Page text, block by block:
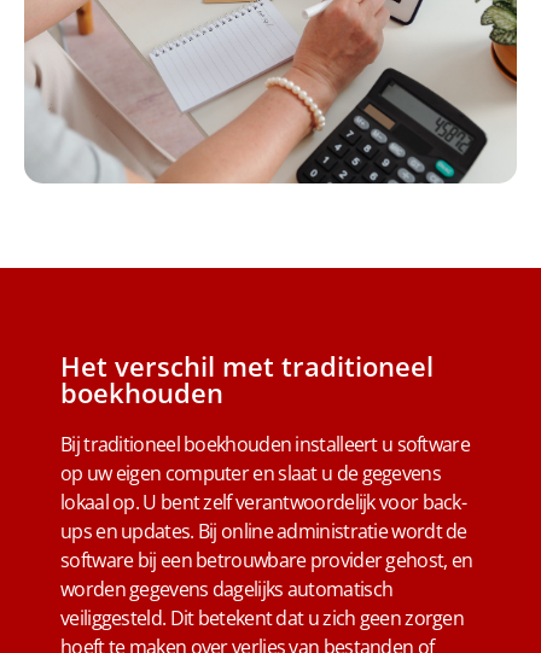
Het verschil met traditioneel
boekhouden
Bij traditioneel boekhouden installeert u software
op uw eigen computer en slaat u de gegevens
lokaal op. U bent zelf verantwoordelijk voor back-
ups en updates. Bij online administratie wordt de
software bij een betrouwbare provider gehost, en
worden gegevens dagelijks automatisch
veiliggesteld. Dit betekent dat u zich geen zorgen
hoeft te maken over verlies van bestanden of